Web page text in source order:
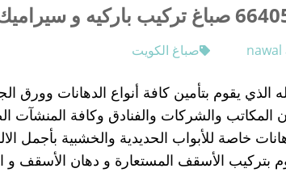
nawal صباغ الكويت
يقوم بتأمين كافة أنواع الدهانات وورق
المكاتب والشركات والفنادق وكافة المنشآت
خاصة للأبواب الحديدية والخشبية بأجمل
بتركيب الأسقف المستعارة و دهان الأسقف